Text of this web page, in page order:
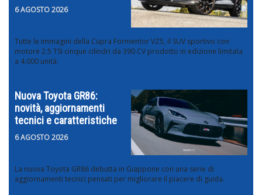
6 AGOSTO 2026
Tutte le immagini della Cupra Formentor VZ5, il SUV sportivo con
motore 2.5 TSI cinque cilindri da 390 CV prodotto in edizione limitata
a 4.000 unità.
Nuova Toyota GR86:
novità, aggiornamenti
tecnici e caratteristiche
6 AGOSTO 2026
La nuova Toyota GR86 debutta in Giappone con una serie di
aggiornamenti tecnici pensati per migliorare il piacere di guida.